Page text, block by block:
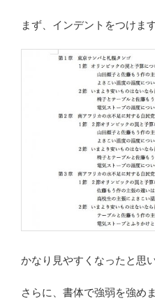
まず、インデントをつけま
かなり見やすくなったと思
さらに、書体で強弱を強め